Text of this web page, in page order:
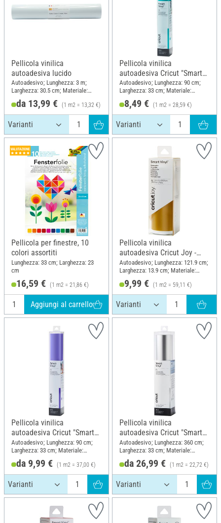
Pellicola vinilica
autoadesiva lucido
Autoadesivo; Lunghezza: 3 m;
Larghezza: 30.5 cm; Materiale:
Polivinilcloruro (PVC)
da 13,99 € (1 m2 = 13,32 €)
Pellicola vinilica
autoadesiva Cricut "Smart
Vinyl - Removibile", 33 x 90
cm
Autoadesivo; Lunghezza: 90 cm;
Larghezza: 33 cm; Materiale:
Plastica
8,49 € (1 m2 = 28,59 €)
Pellicola per finestre, 10
colori assortiti
Lunghezza: 33 cm; Larghezza: 23
cm
16,59 € (1 m2 = 21,86 €)
Aggiungi al carrello
Pellicola vinilica
autoadesiva Cricut Joy -
Opaca "Smart Vinyl -
Removibile", 13,9 x 121,9
cm
Autoadesivo; Lunghezza: 121.9 cm;
Larghezza: 13.9 cm; Materiale:
Plastica
9,99 € (1 m2 = 59,11 €)
Pellicola vinilica
autoadesiva Cricut "Smart
Vinyl - Permanent", 33 x 90
cm
Autoadesivo; Lunghezza: 90 cm;
Larghezza: 33 cm; Materiale:
Plastica
da 9,99 € (1 m2 = 37,00 €)
Pellicola vinilica
autoadesiva Cricut "Smart
Vinyl - Permanent", 33 x 360
cm
Autoadesivo; Lunghezza: 360 cm;
Larghezza: 33 cm; Materiale:
Plastica
da 26,99 € (1 m2 = 22,72 €)